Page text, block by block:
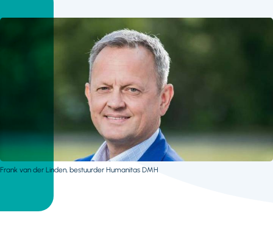
Frank van der Linden, bestuurder Humanitas DMH